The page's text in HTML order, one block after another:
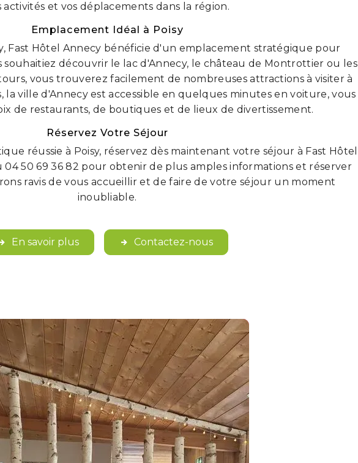
activités et vos déplacements dans la région.
Emplacement Idéal à Poisy
Fast Hôtel Annecy bénéficie d'un emplacement stratégique pour
découvrir le lac d'Annecy, le château de Montrottier ou les
vous trouverez facilement de nombreuses attractions à visiter à
la ville d'Annecy est accessible en quelques minutes en voiture, vous
de restaurants, de boutiques et de lieux de divertissement.
Réservez Votre Séjour
réussie à Poisy, réservez dès maintenant votre séjour à Fast Hôtel
04 50 69 36 82 pour obtenir de plus amples informations et réserver
ravis de vous accueillir et de faire de votre séjour un moment
inoubliable.
En savoir plus Contactez-nous